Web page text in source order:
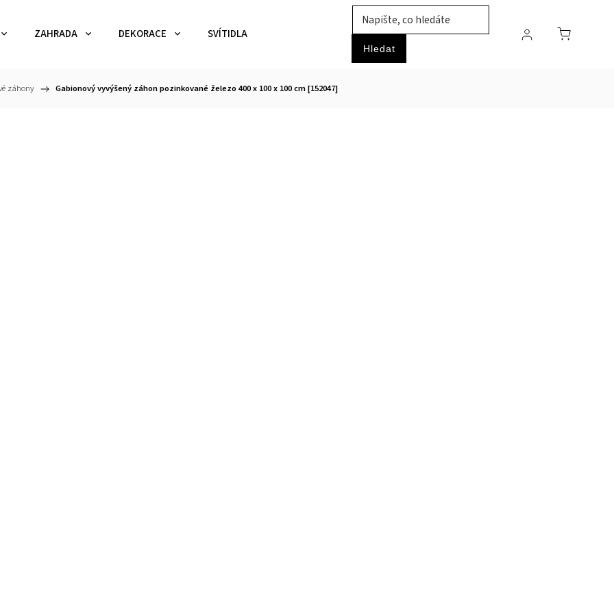
Hledat
ZAHRADA DEKORACE SVÍTIDLA ZVÍŘATA PRŮMYSLOVÉ ZBOŽÍ HOBBY
záhony / Gabionový vyvýšený záhon pozinkované železo 400 x 100 x 100 cm [152047]